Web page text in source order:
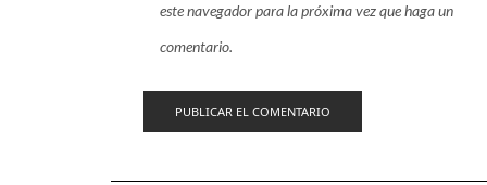
este navegador para la próxima vez que haga un
comentario.